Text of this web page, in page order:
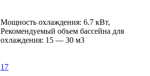
Мощность охлаждения: 6.7 кВт,
Рекомендуемый объем бассейна для
охлаждения: 15 — 30 м3
17